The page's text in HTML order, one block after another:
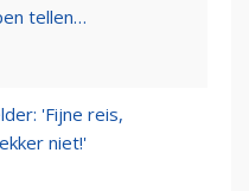
tellen…
'Fijne reis,
niet!'